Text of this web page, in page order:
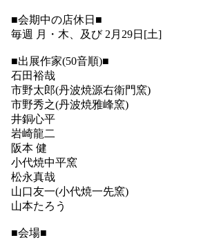
■会期中の店休日■
毎週 月・木、及び 2月29日[土]
■出展作家(50音順)■
石田裕哉
市野太郎(丹波焼源右衛門窯)
市野秀之(丹波焼雅峰窯)
井銅心平
岩崎龍二
阪本 健
小代焼中平窯
松永真哉
山口友一(小代焼一先窯)
山本たろう
■会場■